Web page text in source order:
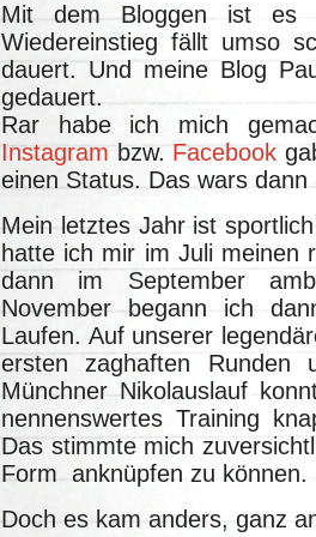
Mit dem Bloggen ist es
Wiedereinstieg fällt umso
dauert. Und meine Blog
gedauert.
Rar habe ich mich
Instagrambzw. Facebook
einen Status. Das wars dann
Mein letztes Jahr ist
hatte ich mir im Juli meinen
dann im September
November begann ich
Laufen. Auf unserer
ersten zaghaften
Münchner Nikolauslauf
nennenswertes Training
Das stimmte mich
Form anknüpfen zu können.
Doch es kam anders, ganz